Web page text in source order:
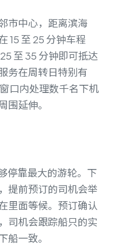
市中心，距离滨海
15 至 25 分钟车程
至 35 分钟即可抵达
务在周转日特别有
口内处理数千名下机
围延伸。
停靠最大的游轮。下
提前预订的司机会举
里面等候。预订确认
司机会跟踪船只的实
船一致。